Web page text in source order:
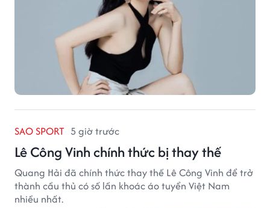
SAO SPORT 5 giờ trước
Lê Công Vinh chính thức bị thay thế
Quang Hải đã chính thức thay thế Lê Công Vinh để trở
thành cầu thủ có số lần khoác áo tuyển Việt Nam
nhiều nhất.